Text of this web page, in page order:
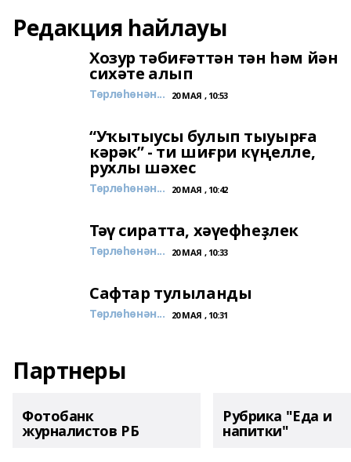
Редакция һайлауы
Хозур тәбиғәттән тән һәм йән
сихәте алып
Төрлөһөнән... 20 МАЯ , 10:53
“Уҡытыусы булып тыуырға
кәрәк” - ти шиғри күңелле,
рухлы шәхес
Төрлөһөнән... 20 МАЯ , 10:42
Тәү сиратта, хәүефһеҙлек
Төрлөһөнән... 20 МАЯ , 10:33
Сафтар тулыланды
Төрлөһөнән... 20 МАЯ , 10:31
Партнеры
Фотобанк
журналистов РБ
Рубрика "Еда и
напитки"